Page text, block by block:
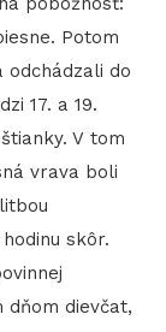
Potom
odchádzali do
17. a 19.
V tom
vrava boli
skôr.
dňom dievčat,